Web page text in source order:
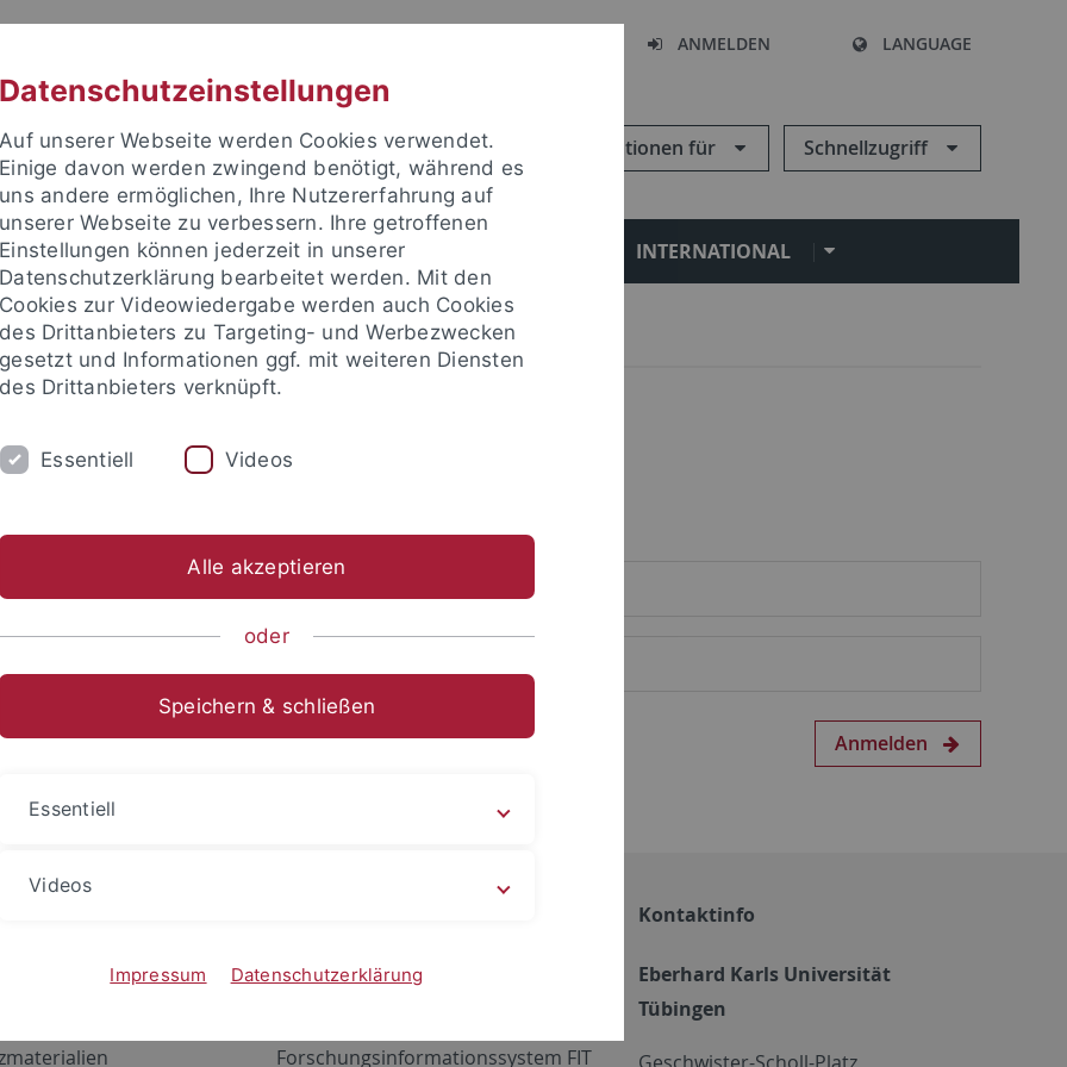
ANMELDEN LANGUAGE
Informationen für Schnellzugriff
FORSCHUNG EINRICHTUNGEN INTERNATIONAL
um sich anzumelden:
Anmelden
Netzwerk
ALMA
Forschungsinformationssystem FIT
Kontaktinfo
Eberhard Karls Universität
Tübingen
Datenschutzeinstellungen
Auf unserer Webseite werden Cookies verwendet.
Einige davon werden zwingend benötigt, während es
uns andere ermöglichen, Ihre Nutzererfahrung auf
unserer Webseite zu verbessern. Ihre getroffenen
Einstellungen können jederzeit in unserer
Datenschutzerklärung bearbeitet werden. Mit den
Cookies zur Videowiedergabe werden auch Cookies
des Drittanbieters zu Targeting- und Werbezwecken
gesetzt und Informationen ggf. mit weiteren Diensten
des Drittanbieters verknüpft.
Essentiell Videos
Alle akzeptieren
oder
Speichern & schließen
Essentiell
Videos
Impressum Datenschutzerklärung